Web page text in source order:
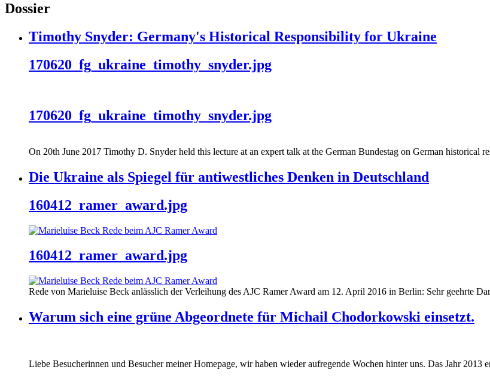
Dossier
Timothy Snyder: Germany's Historical Responsibility for Ukraine
170620_fg_ukraine_timothy_snyder.jpg
170620_fg_ukraine_timothy_snyder.jpg
On 20th June 2017 Timothy D. Snyder held this lecture at an expert talk at the German Bundestag on German historical
Die Ukraine als Spiegel für antiwestliches Denken in Deutschland
160412_ramer_award.jpg
160412_ramer_award.jpg
Rede von Marieluise Beck anlässlich der Verleihung des AJC Ramer Award am 12. April 2016 in Berlin: Sehr geehrte
Warum sich eine grüne Abgeordnete für Michail Chodorkowski einsetzt.
Liebe Besucherinnen und Besucher meiner Homepage, wir haben wieder aufregende Wochen hinter uns. Das Jahr 2013